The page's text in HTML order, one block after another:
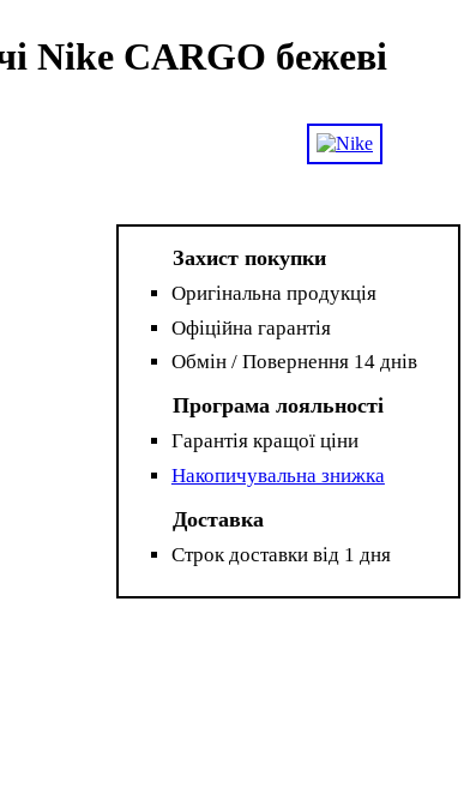
Nike CARGO бежеві
Захист покупки
Оригінальна продукція
Офіційна гарантія
Обмін / Повернення 14 днів
Програма лояльності
Гарантія кращої ціни
Накопичувальна знижка
Доставка
Строк доставки від 1 дня